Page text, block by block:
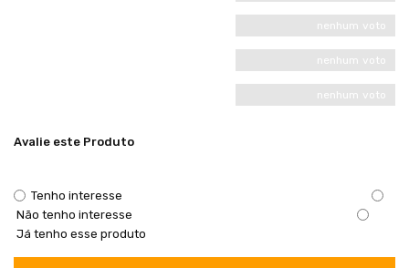
nenhum voto
nenhum voto
nenhum voto
Avalie este Produto
Tenho interesse
Não tenho interesse
Já tenho esse produto